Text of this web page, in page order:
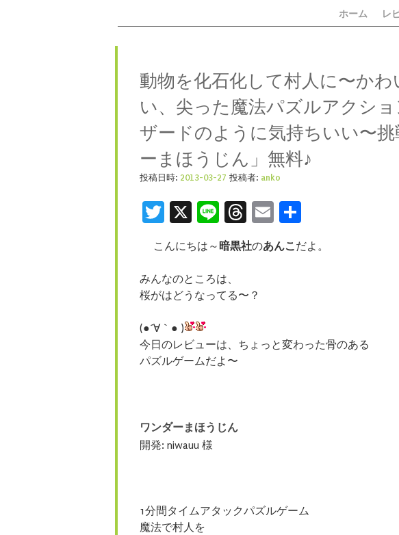
メニュー ホーム レ
動物を化石化して村人に〜か
い、尖った魔法パズルアクシ
ザードのように気持ちいい〜
ーまほうじん」無料♪
投稿日時: 2013-03-27 投稿者: anko
Twitter
X LineThreads
Email
こんにちは～ 暗黒社のあんこだよ。
みんなのところは、
桜がはどうなってる〜？
(●´∀｀● )
今日のレビューは、ちょっと変わった骨のある
パズルゲームだよ〜
ワンダーまほうじん
開発: niwauu 様
1分間タイムアタックパズルゲーム
魔法で村人を